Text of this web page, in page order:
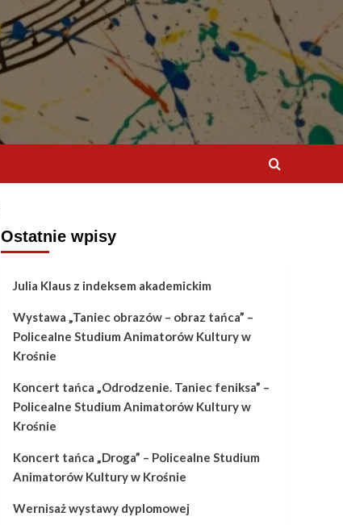
Ostatnie wpisy
Julia Klaus z indeksem akademickim
Wystawa „Taniec obrazów – obraz tańca” –
Policealne Studium Animatorów Kultury w
Krośnie
Koncert tańca „Odrodzenie. Taniec feniksa” –
Policealne Studium Animatorów Kultury w
Krośnie
Koncert tańca „Droga” – Policealne Studium
Animatorów Kultury w Krośnie
Wernisaż wystawy dyplomowej